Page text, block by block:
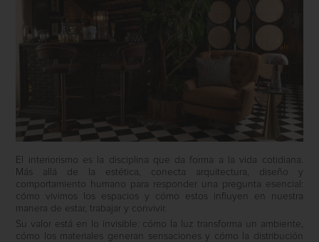
El interiorismo es la disciplina que da forma a la vida cotidiana.
Más allá de la estética, conecta arquitectura, diseño y
comportamiento humano para responder una pregunta esencial:
cómo vivimos los espacios y cómo estos influyen en nuestra
manera de estar, trabajar y convivir.
Su valor está en lo invisible: cómo la luz transforma un ambiente,
cómo los materiales generan sensaciones y cómo la distribución